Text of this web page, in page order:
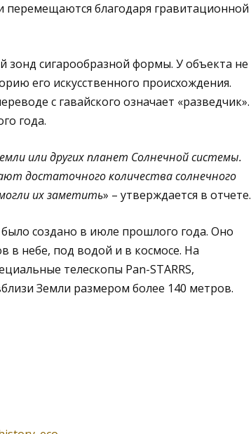
перемещаются благодаря гравитационной
зонд сигарообразной формы. У объекта не
его искусственного происхождения.
с гавайского означает «разведчик».
года.
или других планет Солнечной системы.
достаточного количества солнечного
их заметить» – утверждается в отчете.
создано в июле прошлого года. Оно
в небе, под водой и в космосе. На
телескопы Pan-STARRS,
Земли размером более 140 метров.